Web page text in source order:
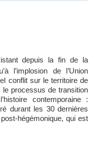
depuis la fin de la
l’implosion de l’Union
conflit sur le territoire de
le processus de transition
contemporaine :
durant les 30 dernières
hégémonique, qui est